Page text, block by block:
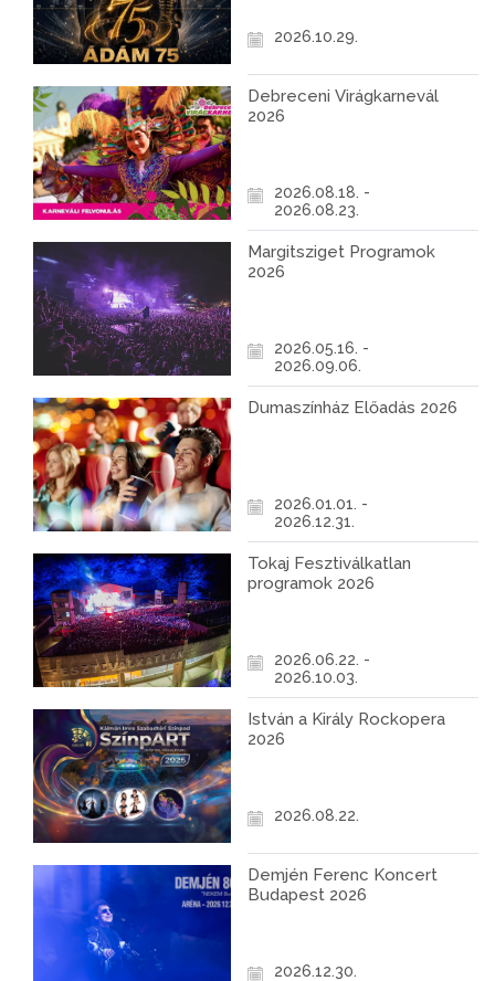
2026.10.29.
Debreceni Virágkarnevál
2026
2026.08.18. -
2026.08.23.
Margitsziget Programok
2026
2026.05.16. -
2026.09.06.
Dumaszínház Előadás 2026
2026.01.01. -
2026.12.31.
Tokaj Fesztiválkatlan
programok 2026
2026.06.22. -
2026.10.03.
István a Király Rockopera
2026
2026.08.22.
Demjén Ferenc Koncert
Budapest 2026
2026.12.30.